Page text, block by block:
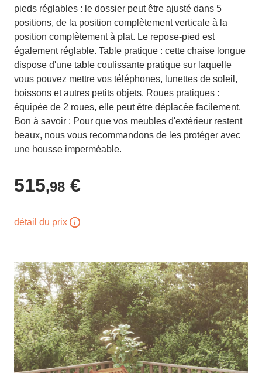
pieds réglables : le dossier peut être ajusté dans 5
positions, de la position complètement verticale à la
position complètement à plat. Le repose-pied est
également réglable. Table pratique : cette chaise longue
dispose d'une table coulissante pratique sur laquelle
vous pouvez mettre vos téléphones, lunettes de soleil,
boissons et autres petits objets. Roues pratiques :
équipée de 2 roues, elle peut être déplacée facilement.
Bon à savoir : Pour que vos meubles d'extérieur restent
beaux, nous vous recommandons de les protéger avec
une housse imperméable.
515,98 €
détail du prix